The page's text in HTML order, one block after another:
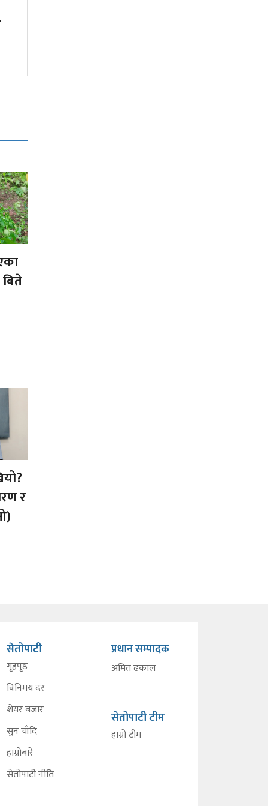
र
सेतोपाटी
गृहपृष्ठ
विनिमय दर
शेयर बजार
सुन चाँदि
हाम्रोबारे
सेतोपाटी नीति
प्रधान सम्पादक
अमित ढकाल
सेतोपाटी टीम
हाम्रो टीम